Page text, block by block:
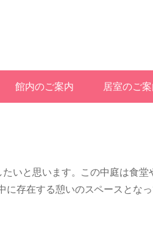
館内のご案内 居室のご
いと思います。この中庭は食
存在する憩いのスペースとな